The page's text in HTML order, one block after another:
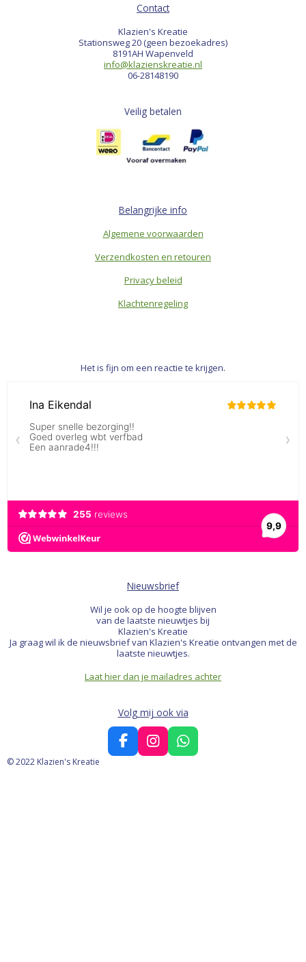
Contact
Klazien's Kreatie
Stationsweg 20 (geen bezoekadres)
8191AH Wapenveld
info@klazienskreatie.nl
06-28148190
Veilig betalen
Belangrijke info
Algemene voorwaarden
Verzendkosten en retouren
Privacy beleid
Klachtenregeling
Het is fijn om een reactie te krijgen.
Nieuwsbrief
Wil je ook op de hoogte blijven
van de laatste nieuwtjes bij
Klazien's Kreatie
Ja graag wil ik de nieuwsbrief van Klazien's Kreatie ontvangen met de
laatste nieuwtjes.
Laat hier dan je mailadres achter
Volg mij ook via
F
a
I
n
W
h
© 2022 Klazien's Kreatie